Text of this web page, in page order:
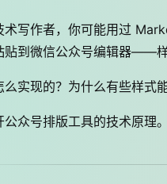
术写作者，你可能用过
贴到微信公众号编辑器——样
实现的？为什么有些样式
众号排版工具的技术原理。